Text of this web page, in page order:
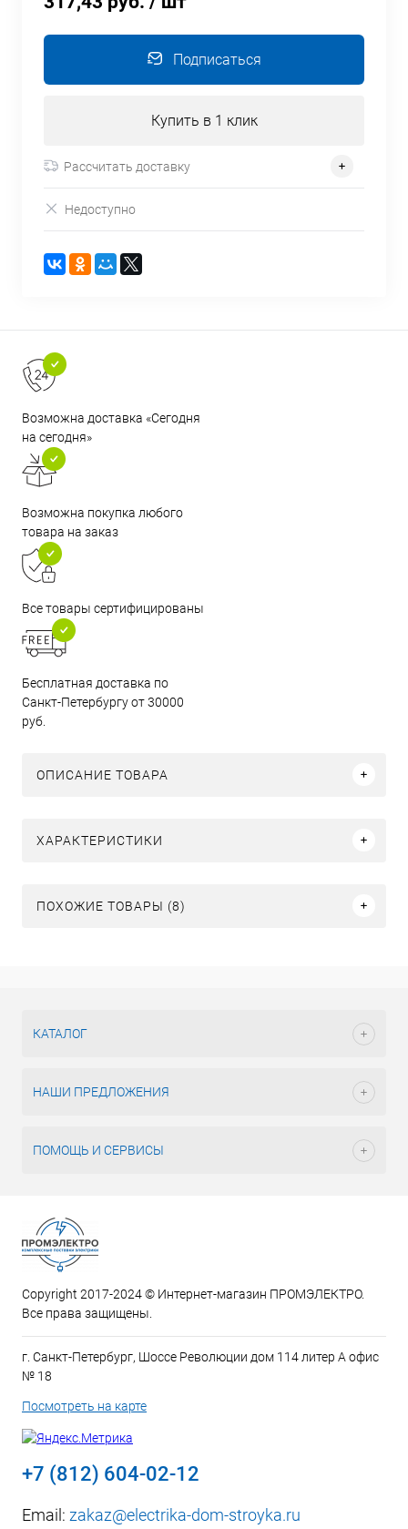
Подписаться
Купить в 1 клик
Рассчитать доставку
Недоступно
Возможна доставка «Сегодня
на сегодня»
Возможна покупка любого
товара на заказ
Все товары сертифицированы
Бесплатная доставка по
Санкт-Петербургу от 30000
руб.
ОПИСАНИЕ ТОВАРА
ХАРАКТЕРИСТИКИ
ПОХОЖИЕ ТОВАРЫ (8)
КАТАЛОГ
НАШИ ПРЕДЛОЖЕНИЯ
ПОМОЩЬ И СЕРВИСЫ
Copyright 2017-2024 © Интернет-магазин ПРОМЭЛЕКТРО.
Все права защищены.
г. Санкт-Петербург, Шоссе Революции дом 114 литер А офис
№ 18
Посмотреть на карте
+7 (812) 604-02-12
Email: zakaz@electrika-dom-stroyka.ru